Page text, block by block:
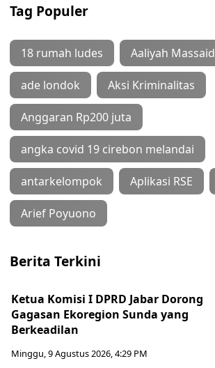
Tag Populer
18 rumah ludes Aaliyah Massaid
ade londok Aksi Kriminalitas
Anggaran Rp200 juta
angka covid 19 cirebon melandai
antarkelompok Aplikasi RSE
Arief Poyuono
Berita Terkini
Ketua Komisi I DPRD Jabar Dorong
Gagasan Ekoregion Sunda yang
Berkeadilan
Minggu, 9 Agustus 2026, 4:29 PM